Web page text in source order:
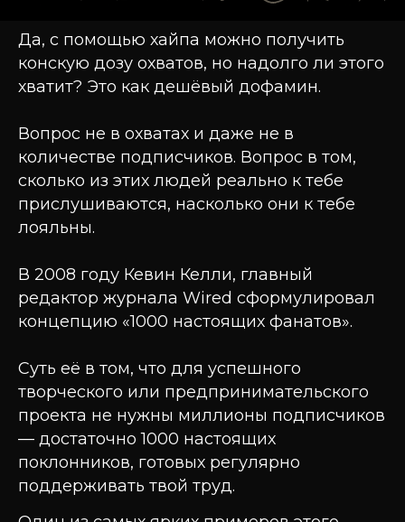
Да, с помощью хайпа можно получить
конскую дозу охватов, но надолго ли этого
хватит? Это как дешёвый дофамин.
Вопрос не в охватах и даже не в
количестве подписчиков. Вопрос в том,
сколько из этих людей реально к тебе
прислушиваются, насколько они к тебе
лояльны.
В 2008 году Кевин Келли, главный
редактор журнала Wired сформулировал
концепцию «1000 настоящих фанатов».
Суть её в том, что для успешного
творческого или предпринимательского
проекта не нужны миллионы подписчиков
— достаточно 1000 настоящих
поклонников, готовых регулярно
поддерживать твой труд.